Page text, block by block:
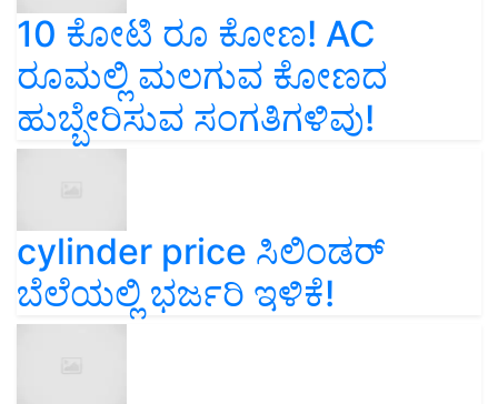
10 ಕೋಟಿ ರೂ ಕೋಣ! AC
ರೂಮಲ್ಲಿ ಮಲಗುವ ಕೋಣದ
ಹುಬ್ಬೇರಿಸುವ ಸಂಗತಿಗಳಿವು!
cylinder price ಸಿಲಿಂಡರ್‌
ಬೆಲೆಯಲ್ಲಿ ಭರ್ಜರಿ ಇಳಿಕೆ!